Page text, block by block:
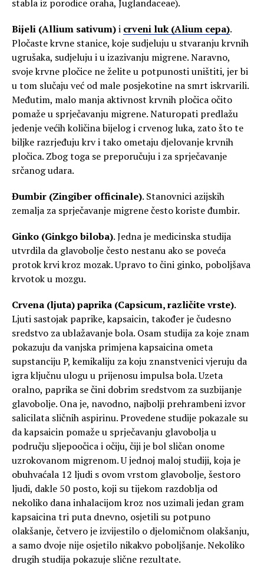
stabla iz porodice oraha, Juglandaceae).
Bijeli (Allium sativum)i crveni luk (Alium cepa).
Pločaste krvne stanice, koje sudjeluju u stvaranju krvnih
ugrušaka, sudjeluju i u izazivanju migrene. Naravno,
svoje krvne pločice ne želite u potpunosti uništiti, jer bi
u tom slučaju već od male posjekotine na smrt iskrvarili.
Međutim, malo manja aktivnost krvnih pločica očito
pomaže u sprječavanju migrene. Naturopati predlažu
jedenje većih količina bijelog i crvenog luka, zato što te
biljke razrjeđuju krv i tako ometaju djelovanje krvnih
pločica. Zbog toga se preporučuju i za sprječavanje
srčanog udara.
Đumbir (Zingiber officinale). Stanovnici azijskih
zemalja za sprječavanje migrene često koriste đumbir.
Ginko (Ginkgo biloba). Jedna je medicinska studija
utvrdila da glavobolje često nestanu ako se poveća
protok krvi kroz mozak. Upravo to čini ginko, poboljšava
krvotok u mozgu.
Crvena (ljuta) paprika (Capsicum, različite vrste).
Ljuti sastojak paprike, kapsaicin, također je čudesno
sredstvo za ublažavanje bola. Osam studija za koje znam
pokazuju da vanjska primjena kapsaicina ometa
supstanciju P, kemikaliju za koju znanstvenici vjeruju da
igra ključnu ulogu u prijenosu impulsa bola. Uzeta
oralno, paprika se čini dobrim sredstvom za suzbijanje
glavobolje. Ona je, navodno, najbolji prehrambeni izvor
salicilata sličnih aspirinu. Provedene studije pokazale su
da kapsaicin pomaže u sprječavanju glavobolja u
području sljepoočica i očiju, čiji je bol sličan onome
uzrokovanom migrenom. U jednoj maloj studiji, koja je
obuhvaćala 12 ljudi s ovom vrstom glavobolje, šestoro
ljudi, dakle 50 posto, koji su tijekom razdoblja od
nekoliko dana inhalacijom kroz nos uzimali jedan gram
kapsaicina tri puta dnevno, osjetili su potpuno
olakšanje, četvero je izvijestilo o djelomičnom olakšanju,
a samo dvoje nije osjetilo nikakvo poboljšanje. Nekoliko
drugih studija pokazuje slične rezultate.